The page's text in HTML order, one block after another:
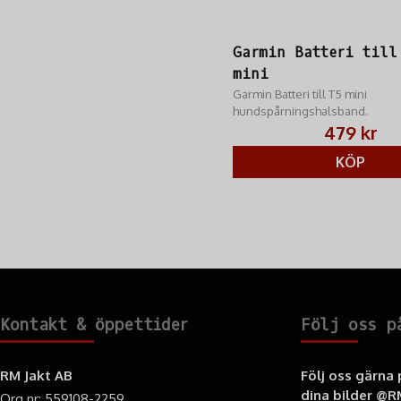
Garmin Batteri till
mini
Garmin Batteri till T5 mini
hundspårningshalsband.
479 kr
KÖP
Kontakt & öppettider
RM Jakt AB
Följ oss
Följ oss gärna
dina bilder